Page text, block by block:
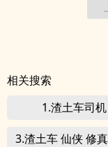
憋屈的是，姜嫤死后
相关搜索
1.渣土车司机
3.渣土车 仙侠 修